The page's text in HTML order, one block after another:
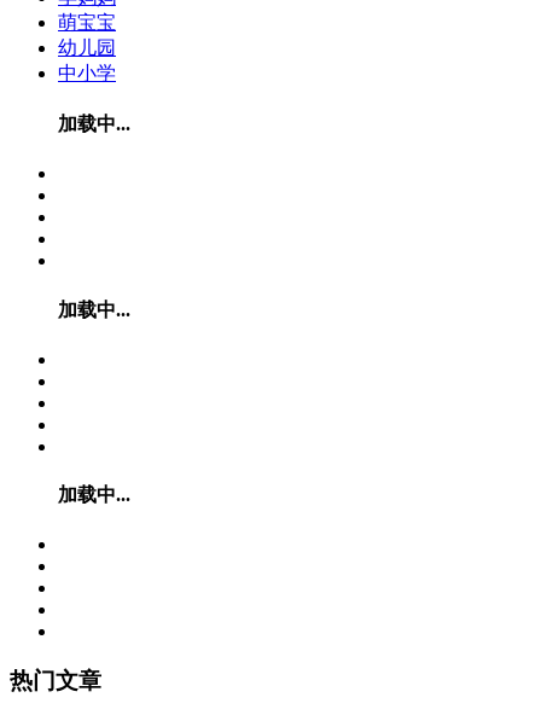
萌宝宝
幼儿园
中小学
加载中...
加载中...
加载中...
热门文章